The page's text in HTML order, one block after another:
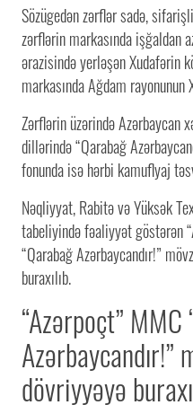
“Azərpoçt” MMC
Azərbaycandır!”
dövriyyəyə
Nəqliyyat, Rabitə və Yüksək
tabeliyində fəaliyyət göstərən
“Qarabağ Azərbaycandır!”
buraxılıb.
Zərflərin üzərində Azərbaycan
dillərində “Qarabağ
fonunda isə hərbi kamuflyaj
Sözügedən zərflər sadə,
zərflərin markasında işğaldan
ərazisində yerləşən Xudafərin
markasında Ağdam rayonunun